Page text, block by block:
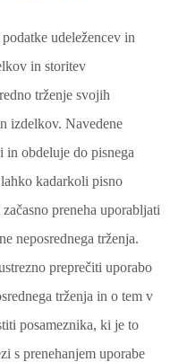
udeležencev in
in storitev
trženje svojih
izdelkov. Navedene
in obdeluje do pisnega
kadarkoli pisno
preneha uporabljati
neposrednega trženja.
preprečiti uporabo
trženja in o tem v
posameznika, ki je to
s prenehanjem uporabe